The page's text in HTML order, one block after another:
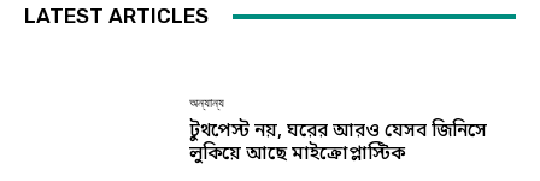
LATEST ARTICLES
অন্যান্য
টুথপেস্ট নয়, ঘরের আরও যেসব জিনিসে
লুকিয়ে আছে মাইক্রোপ্লাস্টিক